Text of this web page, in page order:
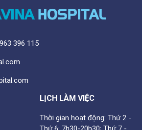
396 115
LỊCH LÀM VIỆC
Thời gian hoạt động: Thứ 2 -